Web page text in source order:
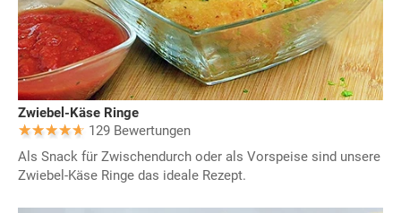
Zwiebel-Käse Ringe
129 Bewertungen
Als Snack für Zwischendurch oder als Vorspeise sind unsere
Zwiebel-Käse Ringe das ideale Rezept.